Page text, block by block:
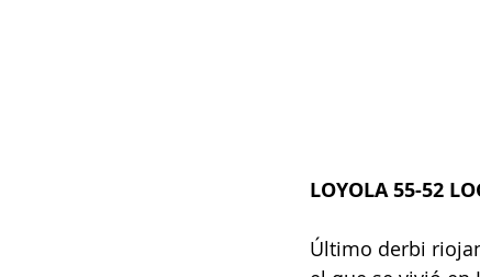
LOYOLA 55-52
Último derbi